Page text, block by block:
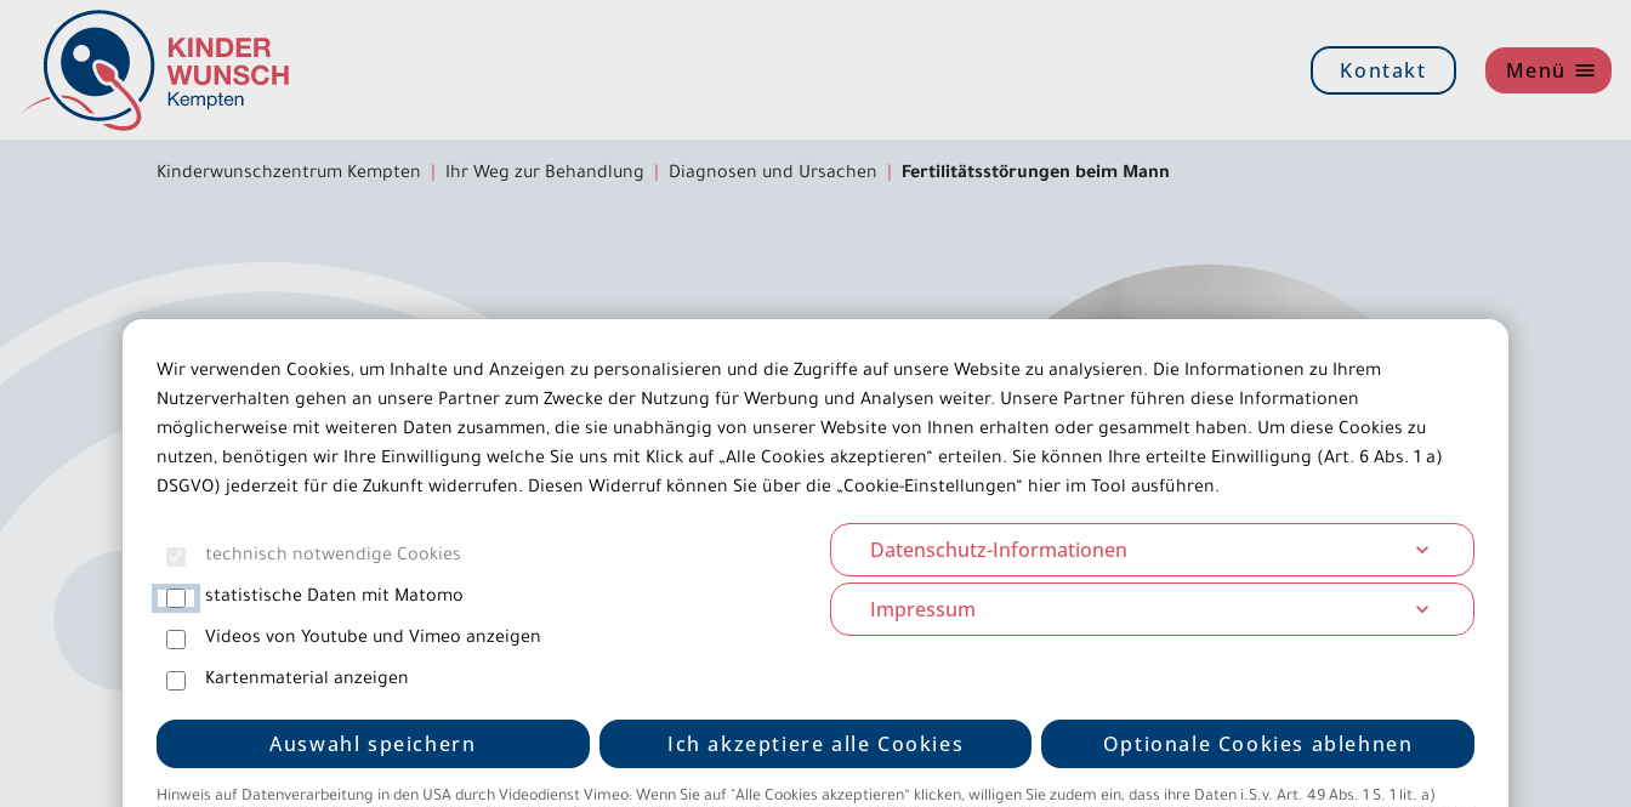
Inhalt der Seite anspringen
Informationen und Einstellungen zur Barrierefreiheit
Kontakt Menü
Kinderwunschzentrum Kempten Ihr Weg zur Behandlung Diagnosen und Ursachen Fertilitätsstörungen beim Mann
Fertilitätsstörungen
beim Mann
Bei Paaren mit unerfülltem Kinderwunsch ist in mehr als der Hälfte der Fälle
auch die Fruchtbarkeit des Mannes eingeschränkt. Deshalb sollte die
Einbeziehung des Partners in die Abklärung von Beginn an erfolgen.
Häufigste Ursachen einer eingeschränkten Zeugungsfähigkeit sind der
angeborene Hodenhochstand, Infektionen und Entzündungen. Viel seltener
sind ererbte Veränderungen oder Störungen der zentralen Steuerung der
Wir verwenden Cookies, um Inhalte und Anzeigen zu personalisieren und die Zugriffe auf unsere Website zu analysieren. Die Informationen zu Ihrem
Nutzerverhalten gehen an unsere Partner zum Zwecke der Nutzung für Werbung und Analysen weiter. Unsere Partner führen diese Informationen
möglicherweise mit weiteren Daten zusammen, die sie unabhängig von unserer Website von Ihnen erhalten oder gesammelt haben. Um diese Cookies zu
nutzen, benötigen wir Ihre Einwilligung welche Sie uns mit Klick auf „Alle Cookies akzeptieren“ erteilen. Sie können Ihre erteilte Einwilligung (Art. 6 Abs. 1 a)
DSGVO) jederzeit für die Zukunft widerrufen. Diesen Widerruf können Sie über die „Cookie-Einstellungen“ hier im Tool ausführen.
technisch notwendige Cookies
statistische Daten mit Matomo
Videos von Youtube und Vimeo anzeigen
Kartenmaterial anzeigen
Datenschutz-Informationen
Impressum
Auswahl speichern Ich akzeptiere alle Cookies Optionale Cookies ablehnen
Hinweis auf Datenverarbeitung in den USA durch Videodienst Vimeo: Wenn Sie auf "Alle Cookies akzeptieren“ klicken, willigen Sie zudem ein, dass ihre Daten i.S.v. Art. 49 Abs. 1 S. 1 lit. a)